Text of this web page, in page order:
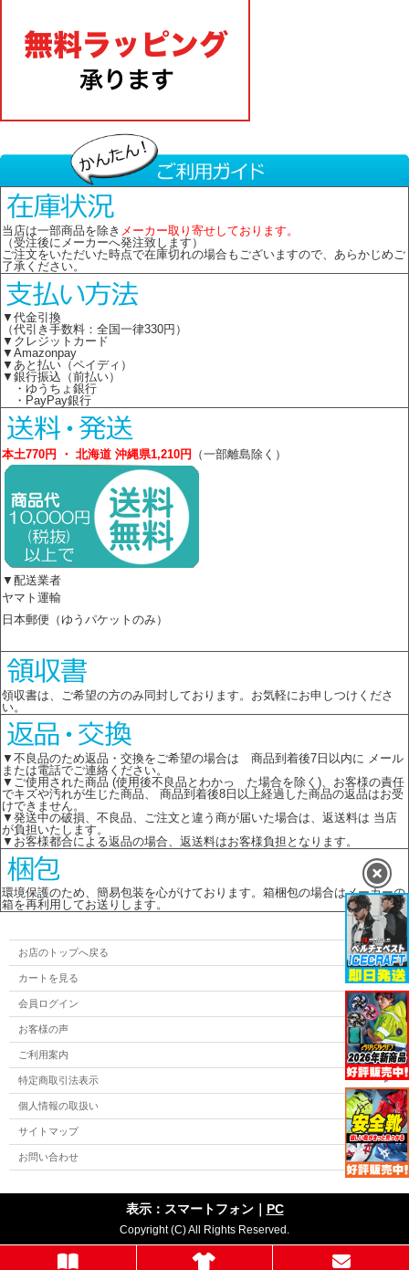
当店は一部商品を除き メーカー取り寄せしております。
（受注後にメーカーへ発注致します）
ご注文をいただいた時点で在庫切れの場合もございますので、あらかじめご
了承ください。
▼代金引換
（代引き手数料：全国一律330円）
▼クレジットカード
▼Amazonpay
▼あと払い（ペイディ）
▼銀行振込（前払い）
・ゆうちょ銀行
・PayPay銀行
本土770円 ・ 北海道 沖縄県1,210円 （一部離島除く）
▼配送業者
ヤマト運輸
日本郵便（ゆうパケットのみ）
領収書は、ご希望の方のみ同封しております。お気軽にお申しつけくださ
い。
▼不良品のため返品・交換をご希望の場合は 商品到着後7日以内に メール
または電話でご連絡ください。
▼ご使用された商品 (使用後不良品とわかっ た場合を除く)、お客様の責任
でキズや汚れが生じた商品、 商品到着後8日以上経過した商品の返品はお受
けできません。
▼発送中の破損、不良品、ご注文と違う商が届いた場合は、返送料は 当店
が負担いたします。
▼お客様都合による返品の場合、返送料はお客様負担となります。
環境保護のため、簡易包装を心がけております。箱梱包の場合はメーカーの
箱を再利用してお送りします。
お店のトップへ戻る
カートを見る
会員ログイン
お客様の声
ご利用案内
特定商取引法表示
個人情報の取扱い
サイトマップ
お問い合わせ
表示：スマートフォン｜ PC
Copyright (C) All Rights Reserved.